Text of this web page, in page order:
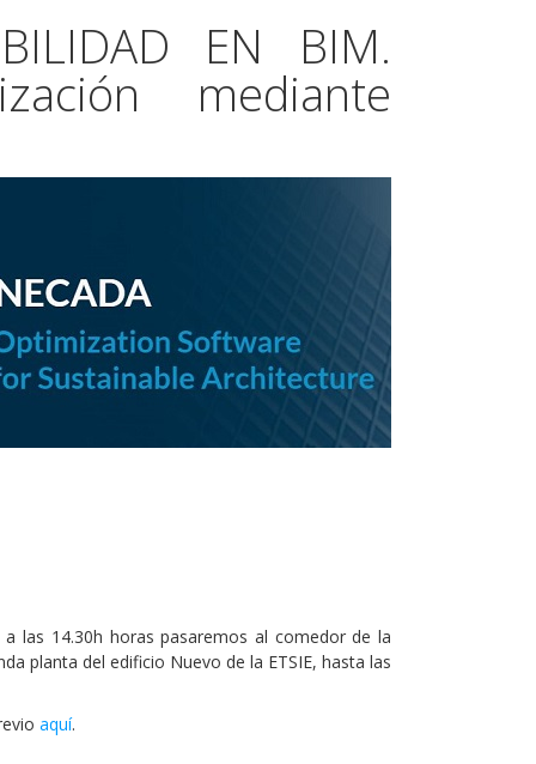
EN BIM.
mediante
las 14.30h horas pasaremos al comedor de la
planta del edificio Nuevo de la ETSIE, hasta las
aquí.